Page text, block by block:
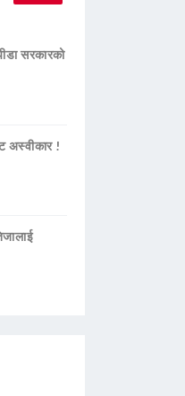
सरकारको
अस्वीकार !